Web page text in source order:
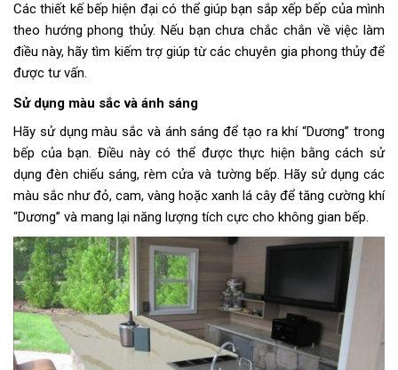
Các thiết kế bếp hiện đại có thể giúp bạn sắp xếp bếp của mình
theo hướng phong thủy. Nếu bạn chưa chắc chắn về việc làm
điều này, hãy tìm kiếm trợ giúp từ các chuyên gia phong thủy để
được tư vấn.
Sử dụng màu sắc và ánh sáng
Hãy sử dụng màu sắc và ánh sáng để tạo ra khí “Dương” trong
bếp của bạn. Điều này có thể được thực hiện bằng cách sử
dụng đèn chiếu sáng, rèm cửa và tường bếp. Hãy sử dụng các
màu sắc như đỏ, cam, vàng hoặc xanh lá cây để tăng cường khí
“Dương” và mang lại năng lượng tích cực cho không gian bếp.